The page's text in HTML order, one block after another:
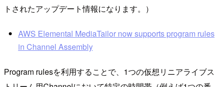
トされたアップデート情報になります。）
AWS Elemental MediaTailor now supports program rules
in Channel Assembly
Program rulesを利用することで、1つの仮想リニアライブス